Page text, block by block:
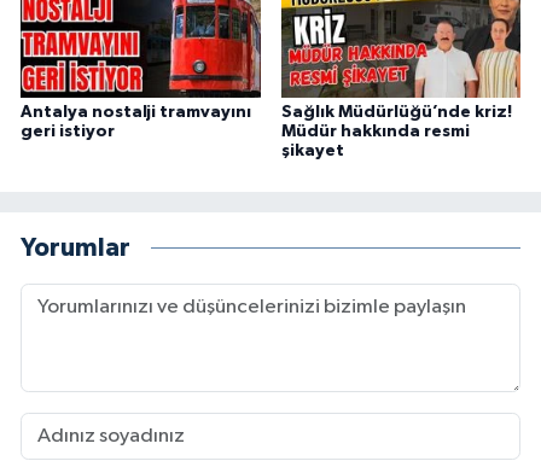
Antalya nostalji tramvayını
geri istiyor
Sağlık Müdürlüğü’nde kriz!
Müdür hakkında resmi
şikayet
Yorumlar